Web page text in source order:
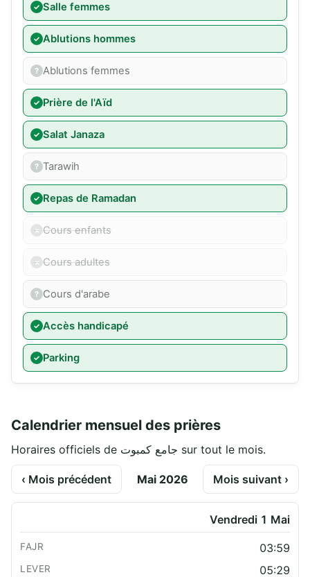
Salle femmes
Ablutions hommes
Ablutions femmes
Prière de l'Aïd
Salat Janaza
Tarawih
Repas de Ramadan
Cours enfants
Cours adultes
Cours d'arabe
Accès handicapé
Parking
Calendrier mensuel des prières
Horaires officiels de جامع كمبوت sur tout le mois.
‹ Mois précédent Mai 2026 Mois suivant ›
Vendredi 1 Mai
03:59
05:29